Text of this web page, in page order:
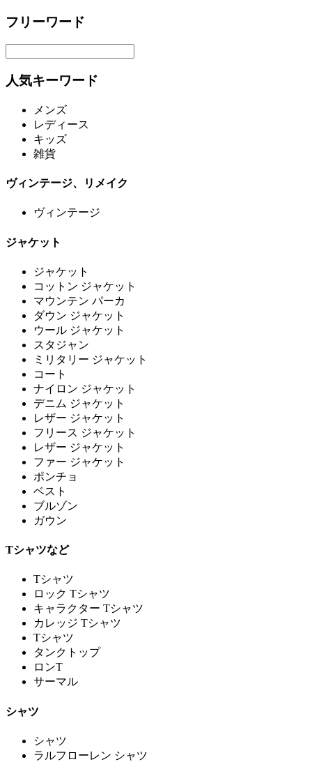
フリーワード
人気キーワード
メンズ
レディース
キッズ
雑貨
ヴィンテージ、リメイク
ヴィンテージ
ジャケット
ジャケット
コットン ジャケット
マウンテン パーカ
ダウン ジャケット
ウール ジャケット
スタジャン
ミリタリー ジャケット
コート
ナイロン ジャケット
デニム ジャケット
レザー ジャケット
フリース ジャケット
レザー ジャケット
ファー ジャケット
ポンチョ
ベスト
ブルゾン
ガウン
Tシャツなど
Tシャツ
ロック Tシャツ
キャラクター Tシャツ
カレッジ Tシャツ
Tシャツ
タンクトップ
ロンT
サーマル
シャツ
シャツ
ラルフローレン シャツ